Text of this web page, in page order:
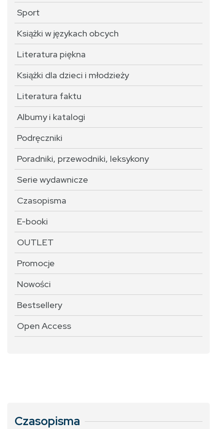
Sport
Książki w językach obcych
Literatura piękna
Książki dla dzieci i młodzieży
Literatura faktu
Albumy i katalogi
Podręczniki
Poradniki, przewodniki, leksykony
Serie wydawnicze
Czasopisma
E-booki
OUTLET
Promocje
Nowości
Bestsellery
Open Access
Czasopisma